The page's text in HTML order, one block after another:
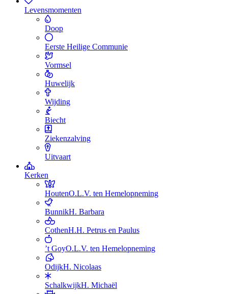
Levensmomenten
Doop
Eerste Heilige Communie
Vormsel
Huwelijk
Wijding
Biecht
Ziekenzalving
Uitvaart
Kerken
HoutenO.L.V. ten Hemelopneming
BunnikH. Barbara
CothenH.H. Petrus en Paulus
’t GoyO.L.V. ten Hemelopneming
OdijkH. Nicolaas
SchalkwijkH. Michaël